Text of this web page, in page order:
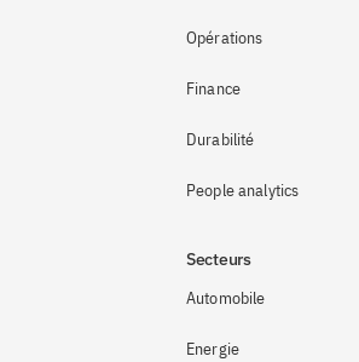
Opérations
Finance
Durabilité
People analytics
Secteurs
Automobile
Energie